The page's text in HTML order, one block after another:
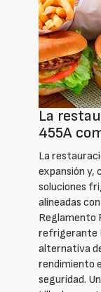
La
455A
La
expansión y,
soluciones
alineadas
Reglamento
refrigerante
alternativa
rendimiento
seguridad.